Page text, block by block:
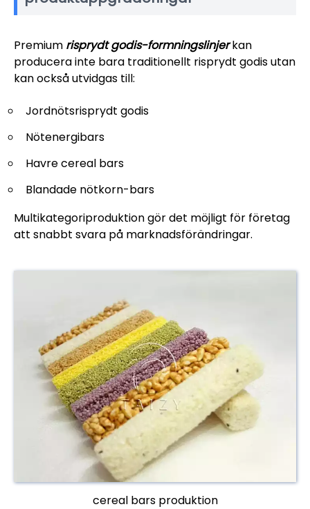
Premium risprydt godis-formningslinjerkan
producera inte bara traditionellt risprydt godis utan
kan också utvidgas till:
Jordnötsrisprydt godis
Nötenergibars
Havre cereal bars
Blandade nötkorn-bars
Multikategoriproduktion gör det möjligt för företag
att snabbt svara på marknadsförändringar.
cereal bars produktion